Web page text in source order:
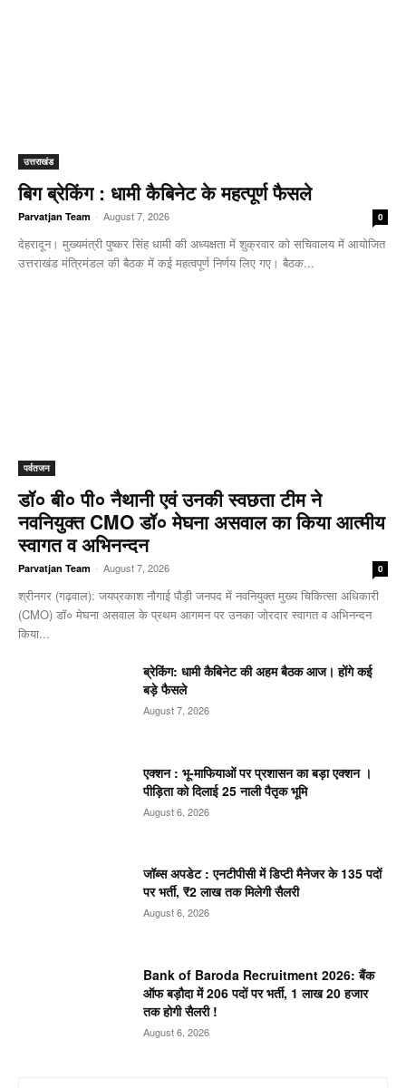
उत्तराखंड
बिग ब्रेकिंग : धामी कैबिनेट के महत्पूर्ण फैसले
Parvatjan Team - August 7, 2026 0
देहरादून। मुख्यमंत्री पुष्कर सिंह धामी की अध्यक्षता में शुक्रवार को सचिवालय में आयोजित
उत्तराखंड मंत्रिमंडल की बैठक में कई महत्वपूर्ण निर्णय लिए गए। बैठक...
पर्वतजन
डॉ० बी० पी० नैथानी एवं उनकी स्वछता टीम ने
नवनियुक्त CMO डॉ० मेघना असवाल का किया आत्मीय
स्वागत व अभिनन्दन
Parvatjan Team - August 7, 2026 0
श्रीनगर (गढ़वाल): जयप्रकाश नौगाई ​पौड़ी जनपद में नवनियुक्त मुख्य चिकित्सा अधिकारी
(CMO) डॉ० मेघना असवाल के प्रथम आगमन पर उनका जोरदार स्वागत व अभिनन्दन
किया...
ब्रेकिंग: धामी कैबिनेट की अहम बैठक आज। होंगे कई
बड़े फैसले
August 7, 2026
एक्शन : भू-माफियाओं पर प्रशासन का बड़ा एक्शन ।
पीड़िता को दिलाई 25 नाली पैतृक भूमि
August 6, 2026
जॉब्स अपडेट : एनटीपीसी में डिप्टी मैनेजर के 135 पदों
पर भर्ती, ₹2 लाख तक मिलेगी सैलरी
August 6, 2026
Bank of Baroda Recruitment 2026: बैंक
ऑफ बड़ौदा में 206 पदों पर भर्ती, 1 लाख 20 हजार
तक होगी सैलरी !
August 6, 2026